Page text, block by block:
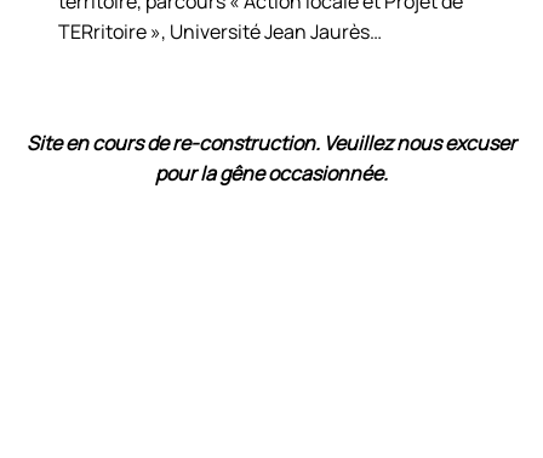
TERritoire », Université Jean Jaurès…
Site en cours de re-construction. Veuillez nous excuser
pour la gêne occasionnée.